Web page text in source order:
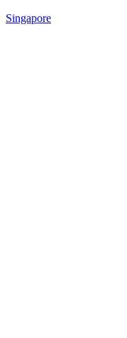
Singapore